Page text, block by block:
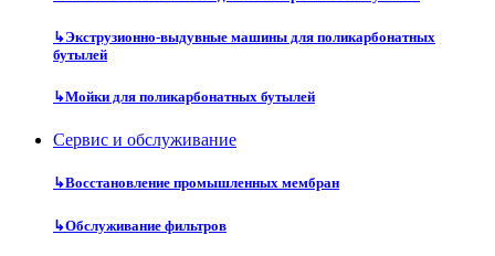
↳Экструзионно-выдувные машины для поликарбонатных
бутылей
↳Мойки для поликарбонатных бутылей
Сервис и обслуживание
↳Восстановление промышленных мембран
↳Обслуживание фильтров